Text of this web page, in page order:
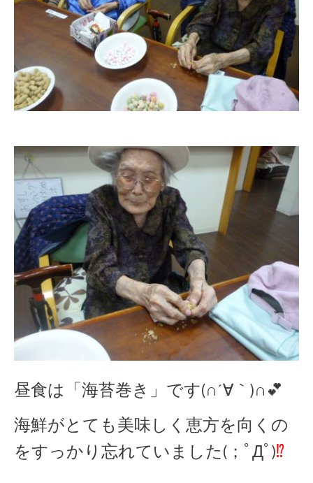
昼食は「海苔巻き」です(∩´∀｀)∩💕
海鮮がとても美味しく恵方を向くの
をすっかり忘れていました(；ﾟДﾟ)⁉